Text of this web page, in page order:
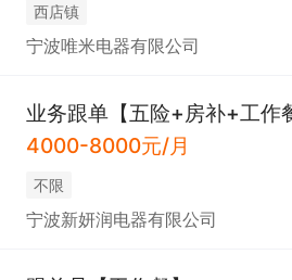
2、社保齐全，提供工作餐 / 免费
3、员工生日会 / 节日礼品 / 团建
计划/PMC管理岗位
▶工作地点
宁海县振泰电器有限公司（宁海
西店镇
宁波唯米电器有限公司
业务跟单【五险+房补+工作
4000-8000元/月
不限
宁波新妍润电器有限公司